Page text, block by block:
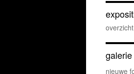
overzicht
galerie
nieuwe